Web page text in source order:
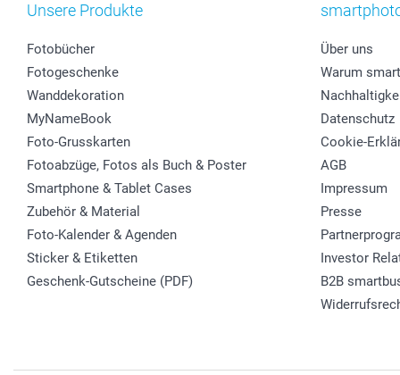
Unsere Produkte
Fotobücher
Fotogeschenke
Wanddekoration
MyNameBook
Foto-Grusskarten
Fotoabzüge, Fotos als Buch & Poster
Smartphone & Tablet Cases
Zubehör & Material
Foto-Kalender & Agenden
Sticker & Etiketten
Geschenk-Gutscheine (PDF)
Über uns
Warum
Datenschutz
Cookie-
AGB
Impressum
Presse
Investor
B2B